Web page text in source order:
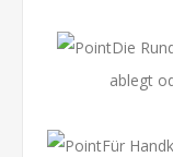
Die
ablegt
Für